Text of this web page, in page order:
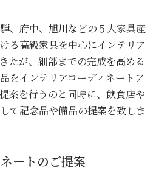
、府中、旭川などの５大家具産
る高級家具を中心にインテリア
たが、細部までの完成を高める
をインテリアコーディネートア
案を行うのと同時に、飲食店や
て記念品や備品の提案を致しま
ートのご提案